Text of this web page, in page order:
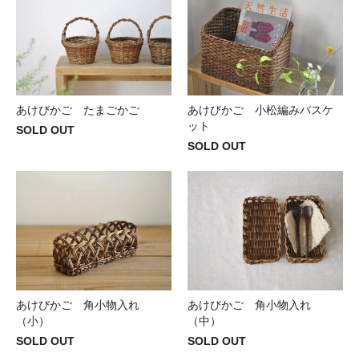
あけびかご たまごかご
SOLD OUT
あけびかご 小松編みバスケ
ット
SOLD OUT
あけびかご 角小物入れ
（小）
SOLD OUT
あけびかご 角小物入れ
（中）
SOLD OUT